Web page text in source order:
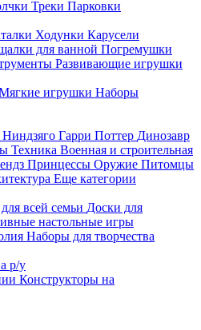
Треки Парковки
Ходунки Карусели
для ванной Погремушки
Развивающие игрушки
игрушки Наборы
Ниндзяго Гарри Поттер Динозавр
Техника Военная и строительная
Принцессы Оружие Питомцы
Еще категории
всей семьи Доски для
настольные игры
Наборы для творчества
р/у
Конструкторы на